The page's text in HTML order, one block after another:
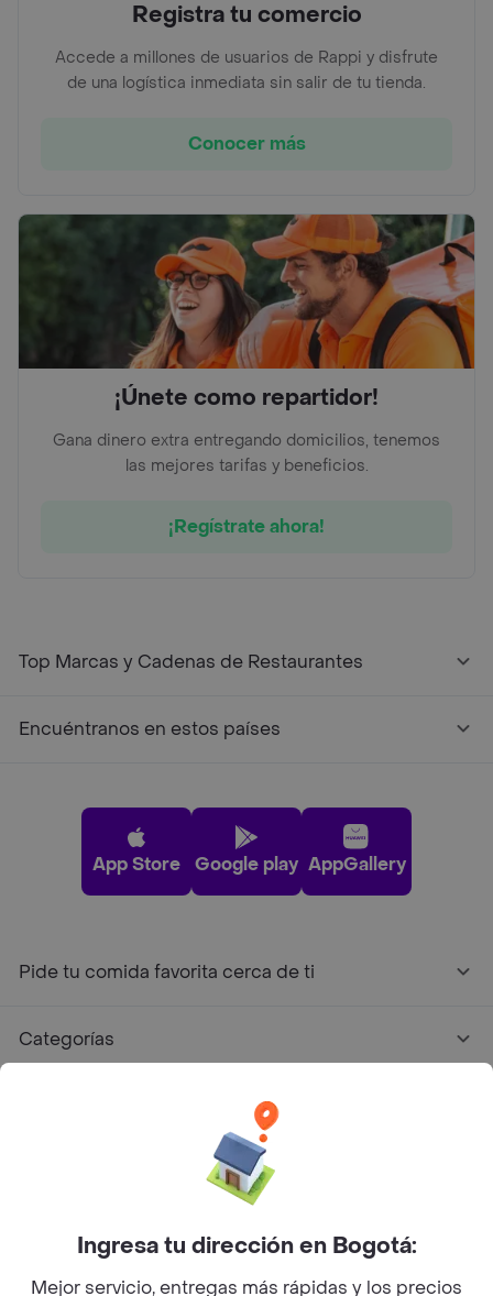
Registra tu comercio
Accede a millones de usuarios de Rappi y disfrute
de una logística inmediata sin salir de tu tienda.
Conocer más
¡Únete como repartidor!
Gana dinero extra entregando domicilios, tenemos
las mejores tarifas y beneficios.
¡Regístrate ahora!
Top Marcas y Cadenas de Restaurantes
Encuéntranos en estos países
App Store Google play AppGallery
Pide tu comida favorita cerca de ti
Categorías
Facebook
Twitter
Instagram
©2026Rappi Inc. All rights reserved.
Ingresa tu dirección en Bogotá:
Mejor servicio, entregas más rápidas y los precios